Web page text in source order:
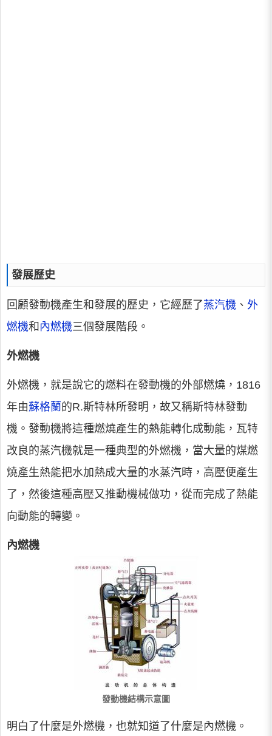
發展歷史
回顧發動機產生和發展的歷史，它經歷了蒸汽機 、 外
燃機和 內燃機三個發展階段。
外燃機
外燃機，就是說它的燃料在發動機的外部燃燒，1816
年由蘇格蘭的R.斯特林所發明，故又稱斯特林發動
機。發動機將這種燃燒產生的熱能轉化成動能，瓦特
改良的蒸汽機就是一種典型的外燃機，當大量的煤燃
燒產生熱能把水加熱成大量的水蒸汽時，高壓便產生
了，然後這種高壓又推動機械做功，從而完成了熱能
向動能的轉變。
內燃機
發動機結構示意圖
明白了什麼是外燃機，也就知道了什麼是內燃機。